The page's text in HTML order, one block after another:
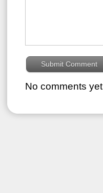
No comments yet